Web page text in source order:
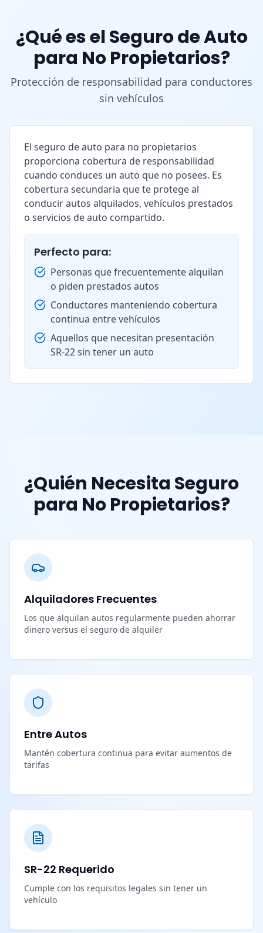
¿Qué es el Seguro de Auto
para No Propietarios?
Protección de responsabilidad para conductores
sin vehículos
El seguro de auto para no propietarios
proporciona cobertura de responsabilidad
cuando conduces un auto que no posees. Es
cobertura secundaria que te protege al
conducir autos alquilados, vehículos prestados
o servicios de auto compartido.
Perfecto para:
Personas que frecuentemente alquilan
o piden prestados autos
Conductores manteniendo cobertura
continua entre vehículos
Aquellos que necesitan presentación
SR-22 sin tener un auto
¿Quién Necesita Seguro
para No Propietarios?
Alquiladores Frecuentes
Los que alquilan autos regularmente pueden ahorrar
dinero versus el seguro de alquiler
Entre Autos
Mantén cobertura continua para evitar aumentos de
tarifas
SR-22 Requerido
Cumple con los requisitos legales sin tener un
vehículo